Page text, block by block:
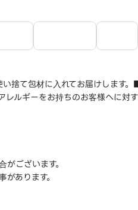
捨て包材に入れてお届けします。
ルギーをお持ちのお客様へに対
ございます。
あります。